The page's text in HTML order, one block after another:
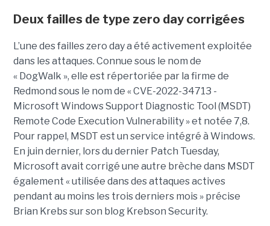
Deux failles de type zero day corrigées
L’une des failles zero day a été activement exploitée
dans les attaques. Connue sous le nom de
« DogWalk », elle est répertoriée par la firme de
Redmond sous le nom de « CVE-2022-34713 -
Microsoft Windows Support Diagnostic Tool (MSDT)
Remote Code Execution Vulnerability » et notée 7,8.
Pour rappel, MSDT est un service intégré à Windows.
En juin dernier, lors du dernier Patch Tuesday,
Microsoft avait corrigé une autre brèche dans MSDT
également « utilisée dans des attaques actives
pendant au moins les trois derniers mois » précise
Brian Krebs sur son blog Krebson Security.